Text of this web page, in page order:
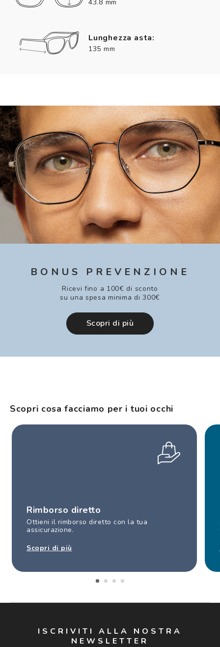
43.8 mm
Lunghezza asta:
135 mm
BONUS PREVENZIONE
Ricevi fino a 100€ di sconto
su una spesa minima di 300€
Scopri di più
Scopri cosa facciamo per i tuoi occhi
Rimborso diretto
Ottieni il rimborso diretto con la tua
assicurazione.
Scopri di più
ISCRIVITI ALLA NOSTRA
NEWSLETTER